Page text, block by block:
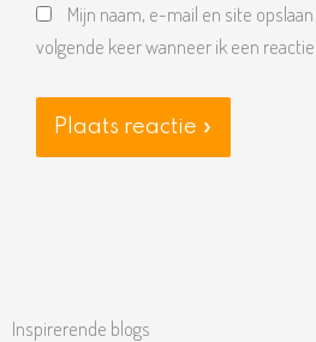
Mijn naam, e-mail en site
volgende keer wanneer ik een
Inspirerende blogs